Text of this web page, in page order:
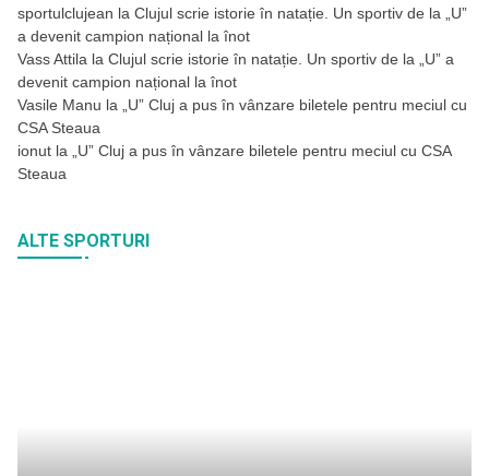
sportulclujean la Clujul scrie istorie în natație. Un sportiv de la „U”
a devenit campion național la înot
Vass Attila la Clujul scrie istorie în natație. Un sportiv de la „U” a
devenit campion național la înot
Vasile Manu la
„U” Cluj a pus în vânzare biletele pentru meciul cu
CSA Steaua
ionut la
„U” Cluj a pus în vânzare biletele pentru meciul cu CSA
Steaua
ALTE SPORTURI